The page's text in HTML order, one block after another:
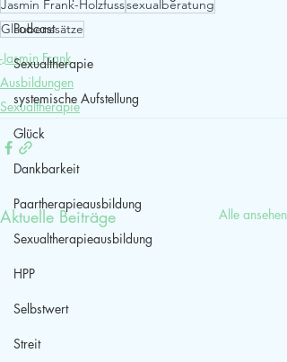
Podcast
Sexualtherapie
systemische Aufstellung
Glück
Dankbarkeit
Paartherapieausbildung
Sexualtherapieausbildung
HPP
Selbstwert
Streit
Jasmin Frank-Holzfusssexualberatung
Glaubenssätze
-Jasmin Frank
Ausbildungen
Sexualtherapie
Aktuelle Beiträge Alle ansehen